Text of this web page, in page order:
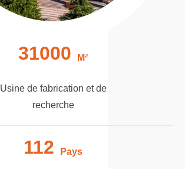
31000 M²
Usine de fabrication et de
recherche
112 Pays